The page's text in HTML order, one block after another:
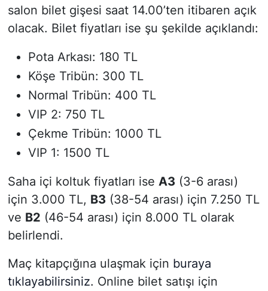
salon bilet gişesi saat 14.00’ten itibaren açık
olacak. Bilet fiyatları ise şu şekilde açıklandı:
Pota Arkası: 180 TL
Köşe Tribün: 300 TL
Normal Tribün: 400 TL
VIP 2: 750 TL
Çekme Tribün: 1000 TL
VIP 1: 1500 TL
Saha içi koltuk fiyatları ise A3 (3-6 arası)
için 3.000 TL, B3 (38-54 arası) için 7.250 TL
ve B2 (46-54 arası) için 8.000 TL olarak
belirlendi.
Maç kitapçığına ulaşmak için buraya
tıklayabilirsiniz. Online bilet satışı için